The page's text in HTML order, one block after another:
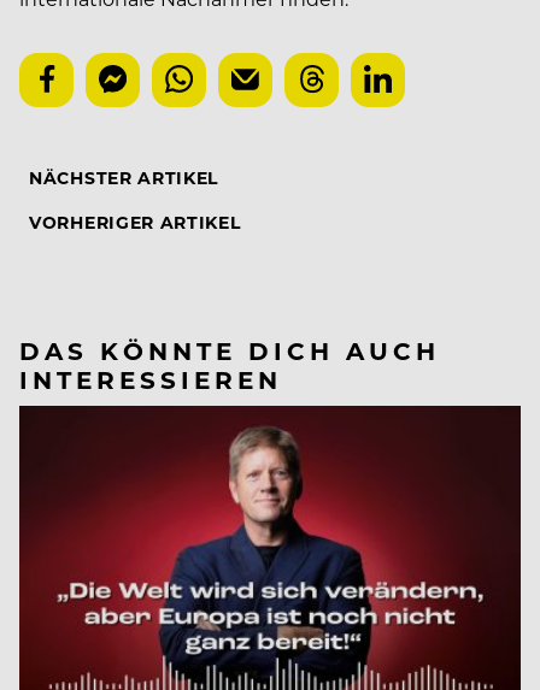
NÄCHSTER ARTIKEL
VORHERIGER ARTIKEL
DAS KÖNNTE DICH AUCH
INTERESSIEREN